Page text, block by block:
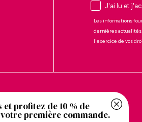
J'ai lu et
Les informations
dernières
l'exercice de vos
La marque
profitez de 10 % de
première commande.